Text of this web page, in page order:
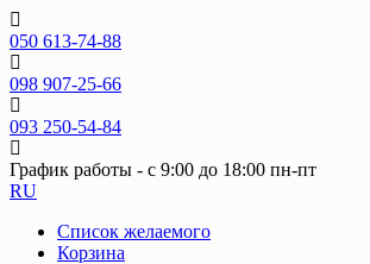
Skip
to
content
050 613-74-88
098 907-25-66
093 250-54-84
График работы - с 9:00 до 18:00 пн-пт
RU
Список желаемого
Корзина